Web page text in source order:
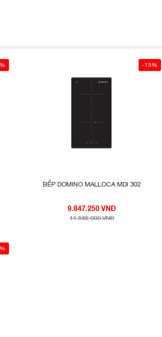
kính có chất lượng cao, rất cứng,
chống trầy xước và chống va đập
theo phương thẳng đứng, không
toàn, thẩm mỹ và tiện trong việc
-15%
BẾP DOMINO MALLOCA MDI 302
9.847.250 VNĐ
11.585.000 VNĐ